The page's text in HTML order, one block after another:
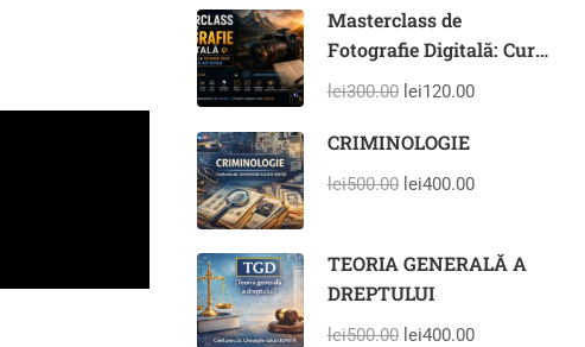
Masterclass de
Fotografie Digitală: Curs
Complet de la Tehnică
Artistică
lei300.00 lei120.00
CRIMINOLOGIE
lei500.00 lei400.00
TEORIA GENERALĂ A
DREPTULUI
lei500.00 lei400.00